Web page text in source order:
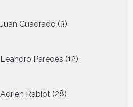
Juan Cuadrado 3
producten
Leandro Paredes 12
producten
Adrien Rabiot 28
producten